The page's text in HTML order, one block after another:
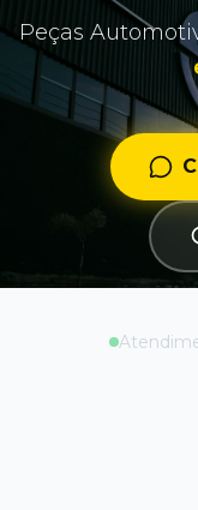
Peças